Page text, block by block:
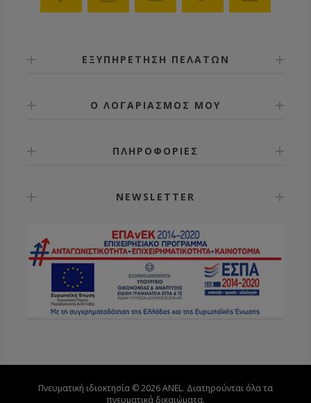
ΕΞΥΠΗΡΕΤΗΣΗ ΠΕΛΑΤΩΝ
Ο ΛΟΓΑΡΙΑΣΜΟΣ ΜΟΥ
ΠΛΗΡΟΦΟΡΙΕΣ
NEWSLETTER
Πνευματική ιδιοκτησία © 2026 ANEL. Διατηρούνται όλα τα
πνευματικά δικαιώματα.